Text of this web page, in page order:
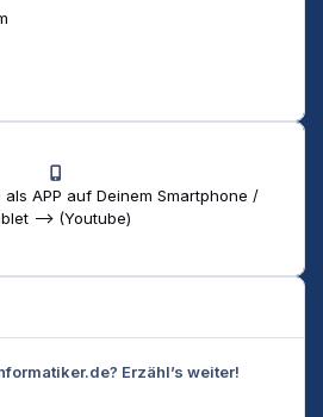
APP auf Deinem Smartphone /
--> (Youtube)
Erzähl’s weiter!